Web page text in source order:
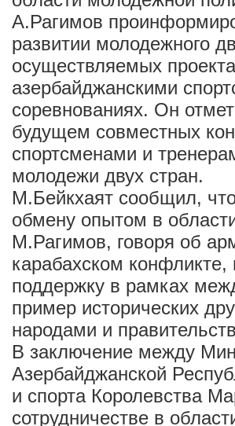
А.Рагимов
развитии молодежного
осуществляемых
азербайджанскими
соревнованиях. Он
будущем совместных
спортсменами и
молодежи двух стран.
М.Бейкхаят сообщил,
обмену опытом в
М.Рагимов, говоря об
карабахском
поддержку в рамках
пример исторических
народами и
В заключение между
Азербайджанской
и спорта Королевства
сотрудничестве в